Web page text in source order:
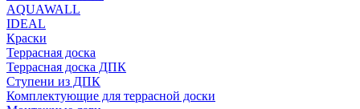
AQUAWALL
IDEAL
Краски
Террасная доска
Террасная доска ДПК
Ступени из ДПК
Комплектующие для террасной доски